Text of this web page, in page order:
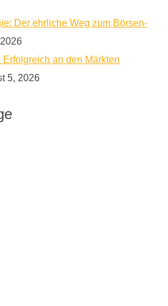
Der ehrliche Weg zum Börsen-
Erfolgreich an den Märkten
5, 2026